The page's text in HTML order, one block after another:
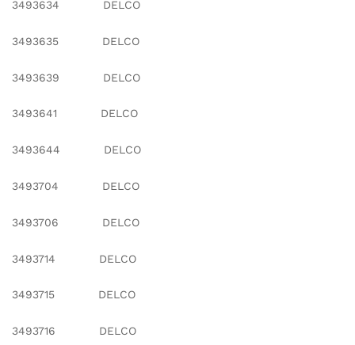
3493634 DELCO
3493635 DELCO
3493639 DELCO
3493641 DELCO
3493644 DELCO
3493704 DELCO
3493706 DELCO
3493714 DELCO
3493715 DELCO
3493716 DELCO